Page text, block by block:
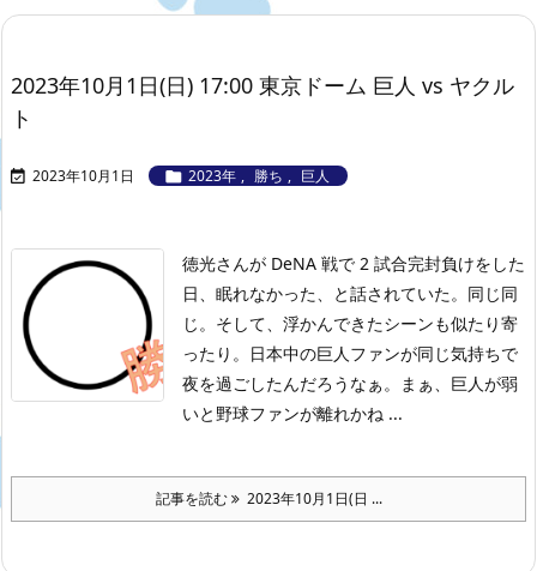
2023年10月1日(日) 17:00 東京ドーム 巨人 vs ヤクル
ト
 2023年10月1日  2023年 , 勝ち , 巨人
徳光さんが DeNA 戦で 2 試合完封負けをした
日、眠れなかった、と話されていた。同じ同
じ。そして、浮かんできたシーンも似たり寄
ったり。日本中の巨人ファンが同じ気持ちで
夜を過ごしたんだろうなぁ。まぁ、巨人が弱
いと野球ファンが離れかね ...
記事を読む 2023年10月1日(日 ...